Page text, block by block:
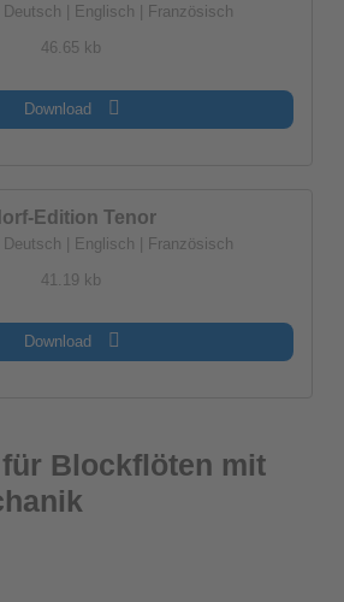
Deutsch | Englisch | Französisch
46.65 kb
Download
Edition Tenor
Deutsch | Englisch | Französisch
41.19 kb
Download
Blockflöten mit